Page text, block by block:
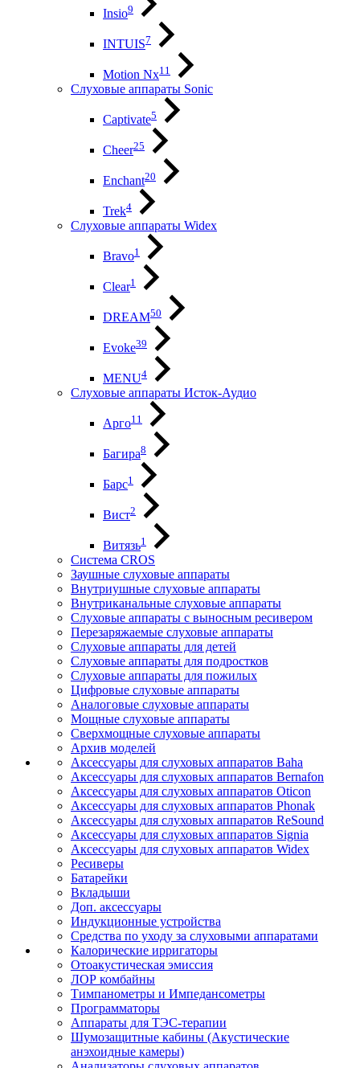
Insio9
INTUIS7
Motion Nx11
Слуховые аппараты Sonic
Captivate5
Cheer25
Enchant20
Trek4
Слуховые аппараты Widex
Bravo1
Clear1
DREAM50
Evoke39
MENU4
Слуховые аппараты Исток-Аудио
Арго11
Багира8
Барс1
Вист2
Витязь1
Система CROS
Заушные слуховые аппараты
Внутриушные слуховые аппараты
Внутриканальные слуховые аппараты
Слуховые аппараты с выносным ресивером
Перезаряжаемые слуховые аппараты
Слуховые аппараты для детей
Слуховые аппараты для подростков
Слуховые аппараты для пожилых
Цифровые слуховые аппараты
Аналоговые слуховые аппараты
Мощные слуховые аппараты
Сверхмощные слуховые аппараты
Архив моделей
Аксессуары для слуховых аппаратов Baha
Аксессуары для слуховых аппаратов Bernafon
Аксессуары для слуховых аппаратов Oticon
Аксессуары для слуховых аппаратов Phonak
Аксессуары для слуховых аппаратов ReSound
Аксессуары для слуховых аппаратов Signia
Аксессуары для слуховых аппаратов Widex
Ресиверы
Батарейки
Вкладыши
Доп. аксессуары
Индукционные устройства
Средства по уходу за слуховыми аппаратами
Калорические ирригаторы
Отоакустическая эмиссия
ЛОР комбайны
Тимпанометры и Импедансометры
Программаторы
Аппараты для ТЭС-терапии
Шумозащитные кабины (Акустические
анэхоидные камеры)